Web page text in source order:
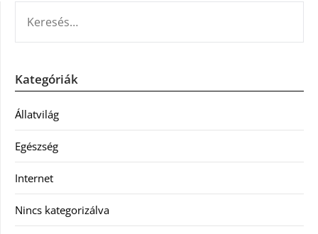
Kategóriák
Állatvilág
Egészség
Internet
Nincs kategorizálva